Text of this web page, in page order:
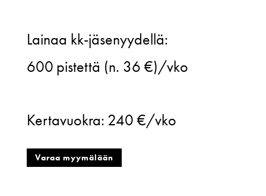
Mari
Pahkala,
halterneck
iltapuku,
Lainaa kk-jäsenyydellä:
600 pistettä (n. 36 €)/vko
Kertavuokra: 240 €/vko
Varaa myymälään